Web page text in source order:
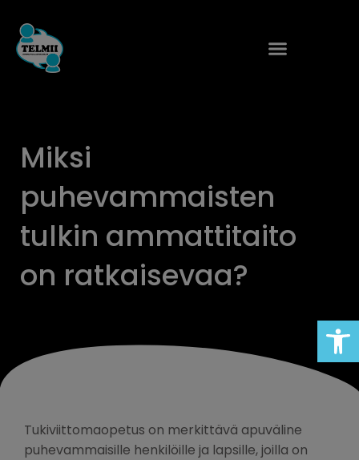
sisältöön
Miksi
puhevammaisten
tulkin ammattitaito
on ratkaisevaa?
Tukiviittomaopetus on merkittävä apuväline
puhevammaisille henkilöille ja lapsille, joilla on